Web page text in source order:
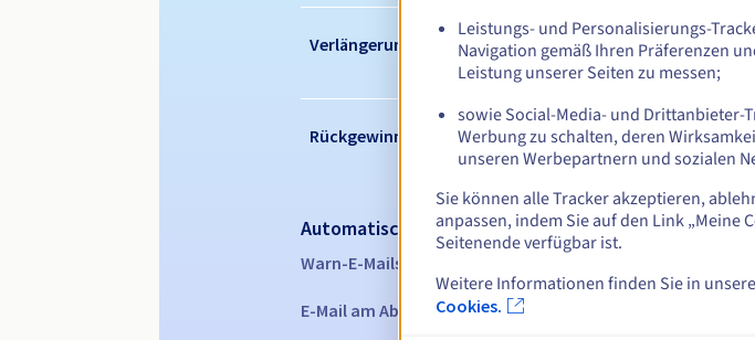
Verlängerungszeitraum
Rückgewinnungsfrist
Automatische Benachrichtigungen:
Warn-E-Mails:
E-Mail am Ablaufdatumzur Benachrichtigung über die
Leistungs- und Personalisierungs-
Navigation gemäß Ihren Präferenzen
Leistung unserer Seiten zu messen;
sowie Social-Media- und Drittanbieter-
Werbung zu schalten, deren
unseren Werbepartnern und sozialen
Sie können alle Tracker akzeptieren,
anpassen, indem Sie auf den Link „Meine
Seitenende verfügbar ist.
Weitere Informationen finden Sie in
Cookies.